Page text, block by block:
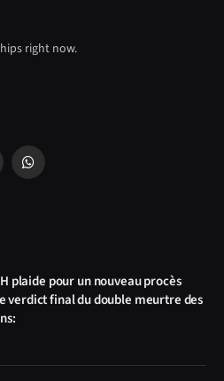
right now.
WhatsApp
plaide pour un nouveau procès
verdict final du double meurtre des